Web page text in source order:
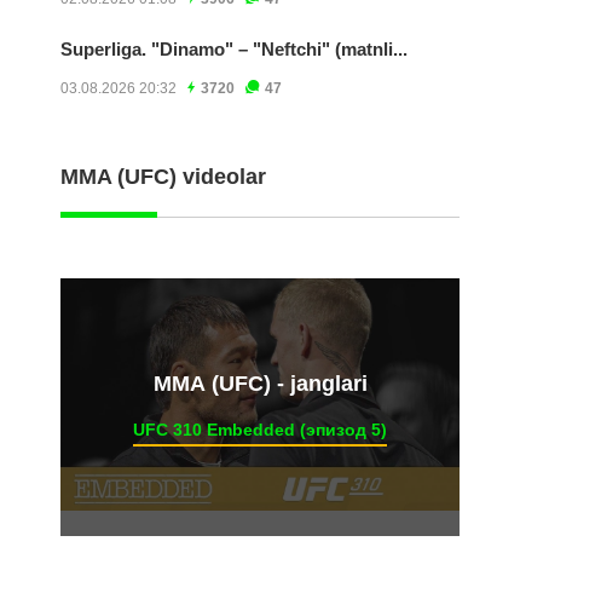
Superliga. "Dinamo" – "Neftchi" (matnli...
03.08.2026 20:32 3720 47
MMA (UFC) videolar
ММА (UFC) - janglari
UFC 310 Embedded (эпизод 5)